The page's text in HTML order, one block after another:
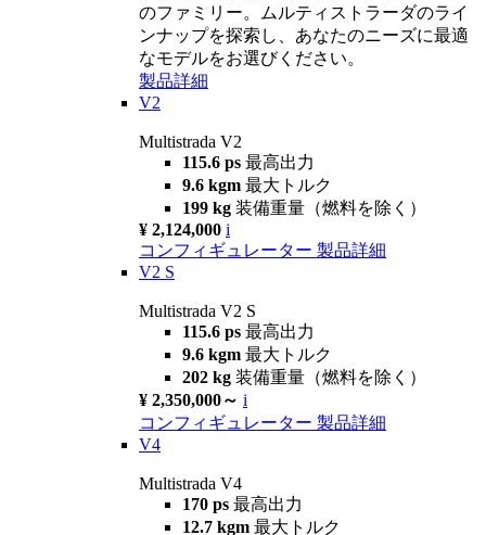
のファミリー。ムルティストラーダのライ
ンナップを探索し、あなたのニーズに最適
なモデルをお選びください。
製品詳細
V2
Multistrada V2
115.6 ps 最高出力
9.6 kgm 最大トルク
199 kg 装備重量（燃料を除く）
¥ 2,124,000 i
コンフィギュレーター 製品詳細
V2 S
Multistrada V2 S
115.6 ps 最高出力
9.6 kgm 最大トルク
202 kg 装備重量（燃料を除く）
¥ 2,350,000～ i
コンフィギュレーター 製品詳細
V4
Multistrada V4
170 ps 最高出力
12.7 kgm 最大トルク